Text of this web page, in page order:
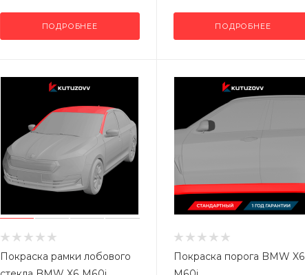
ПОДРОБНЕЕ ПОДРОБНЕЕ
Покраска рамки лобового
Покраска порога BMW X6